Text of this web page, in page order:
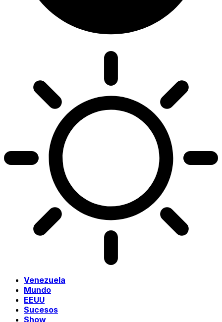
Venezuela
Mundo
EEUU
Sucesos
Show